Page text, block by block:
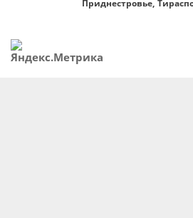
Приднестровье,